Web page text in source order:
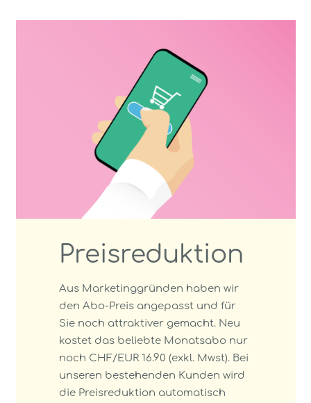
Preisreduktion
Aus Marketinggründen haben wir
den Abo-Preis angepasst und für
Sie noch attraktiver gemacht. Neu
kostet das beliebte Monatsabo nur
noch CHF/EUR 16.90 (exkl. Mwst). Bei
unseren bestehenden Kunden wird
die Preisreduktion automatisch